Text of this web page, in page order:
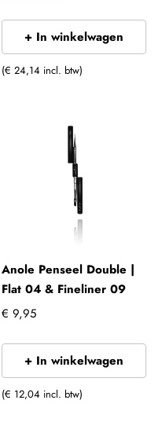
+ In winkelwagen
(€ 24,14 incl. btw)
Anole Penseel Double |
Flat 04 & Fineliner 09
€ 9,95
+ In winkelwagen
(€ 12,04 incl. btw)